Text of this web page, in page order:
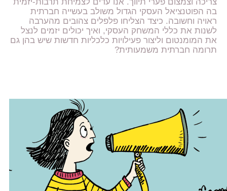
בה הפוטנציאל העסקי הגדול משולב בעשייה חברתית
ראויה וחשובה. כיצד הצליחו פלפלים צהובים מהערבה
לשנות את כללי המשחק העסקי, ואיך יכולים יזמים לנצל
את המומנטום וליצור פעילויות כלכליות חדשות שיש בהן גם
תרומה חברתית משמעותית?